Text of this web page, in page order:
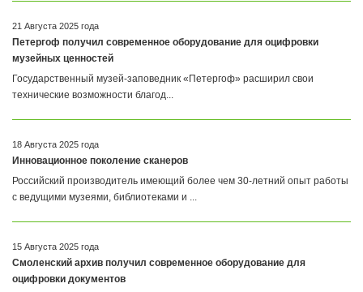
21 Августа 2025 года
Петергоф получил современное оборудование для оцифровки
музейных ценностей
Государственный музей-заповедник «Петергоф» расширил свои
технические возможности благод...
18 Августа 2025 года
Инновационное поколение сканеров
Российский производитель имеющий более чем 30-летний опыт работы
с ведущими музеями, библиотеками и ...
15 Августа 2025 года
Смоленский архив получил современное оборудование для
оцифровки документов